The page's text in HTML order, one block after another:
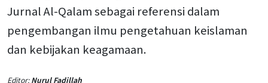
Jurnal Al-Qalam sebagai referensi dalam
pengembangan ilmu pengetahuan keislaman
dan kebijakan keagamaan.
Editor:Nurul Fadillah